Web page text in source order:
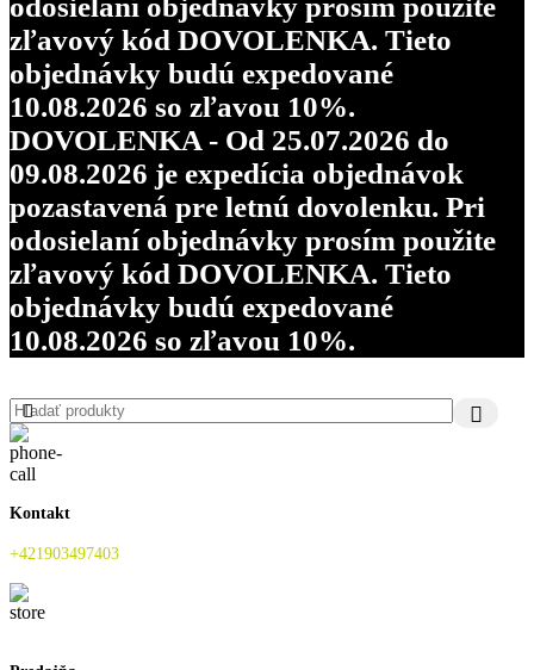
odosielaní objednávky prosím použite
zľavový kód DOVOLENKA. Tieto
objednávky budú expedované
10.08.2026 so zľavou 10%.
DOVOLENKA - Od 25.07.2026 do
09.08.2026 je expedícia objednávok
pozastavená pre letnú dovolenku. Pri
odosielaní objednávky prosím použite
zľavový kód DOVOLENKA. Tieto
objednávky budú expedované
10.08.2026 so zľavou 10%.
Kontakt
+421903497403